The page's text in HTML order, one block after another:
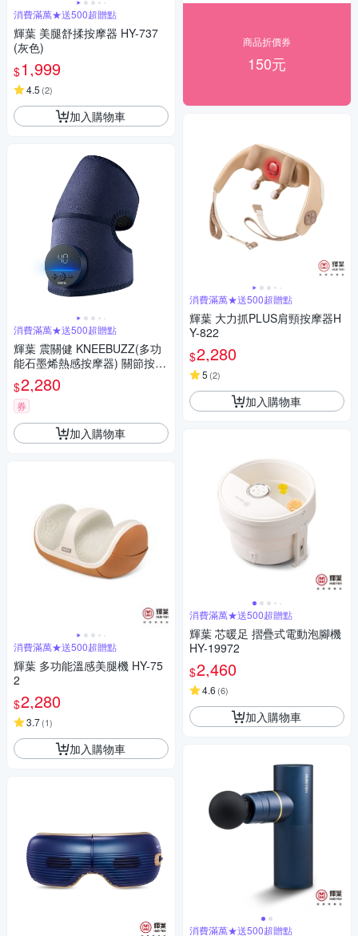
消費滿萬★送500超贈點
輝葉 美腿舒揉按摩器 HY-737
(灰色)
$1,999
4.5 (2)
加入購物車
消費滿萬★送500超贈點
輝葉 震關健 KNEEBUZZ(多功
能石墨烯熱感按摩器) 關節按摩
膝蓋按摩 HY-762
$2,280
券
加入購物車
消費滿萬★送500超贈點
輝葉 多功能溫感美腿機 HY-75
2
$2,280
3.7(1)
加入購物車
商品折價券
150元
消費滿萬★送500超贈點
輝葉 大力抓PLUS肩頸按摩器H
Y-822
$2,280
5 (2)
加入購物車
消費滿萬★送500超贈點
輝葉 芯暖足 摺疊式電動泡腳機
HY-19972
$2,460
4.6 (6)
加入購物車
消費滿萬★送500超贈點